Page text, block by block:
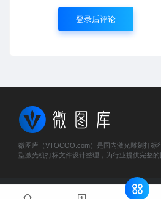
登录后评论
微图库（VTOCOO.com）是国内激光雕刻打标
型激光机打标文件设计整理，为行业提供完整的
© 2023 微图库 - vtocoo.com & Lancer .